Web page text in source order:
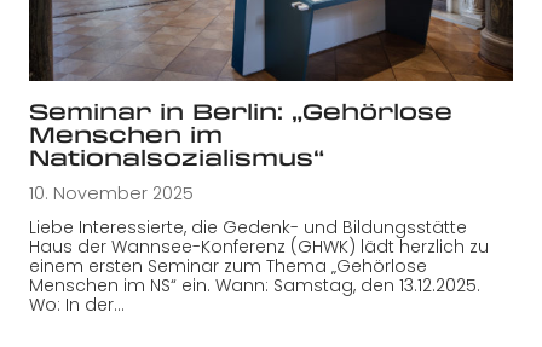
Seminar in Berlin: „Gehörlose
Menschen im
Nationalsozialismus“
10. November 2025
Liebe Interessierte, die Gedenk- und Bildungsstätte
Haus der Wannsee-Konferenz (GHWK) lädt herzlich zu
einem ersten Seminar zum Thema „Gehörlose
Menschen im NS“ ein. Wann: Samstag, den 13.12.2025.
Wo: In der…